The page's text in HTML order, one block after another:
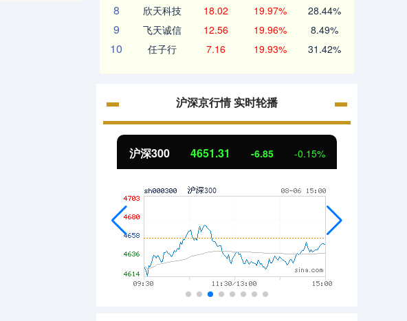
8 欣天科技 18.02 19.97% 28.44%
9 飞天诚信 12.56 19.96% 8.49%
10 任子行 7.16 19.93% 31.42%
沪深京行情 实时轮播
沪深300 4651.31 -6.85 -0.15%